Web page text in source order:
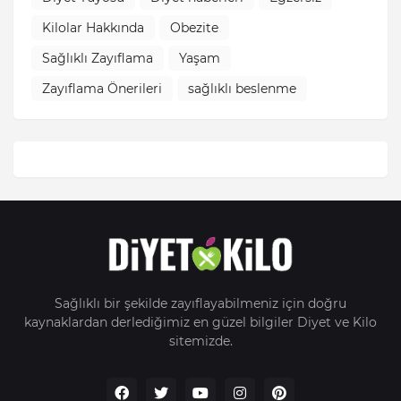
Kilolar Hakkında
Obezite
Sağlıklı Zayıflama
Yaşam
Zayıflama Önerileri
sağlıklı beslenme
Sağlıklı bir şekilde zayıflayabilmeniz için doğru
kaynaklardan derlediğimiz en güzel bilgiler Diyet ve Kilo
sitemizde.